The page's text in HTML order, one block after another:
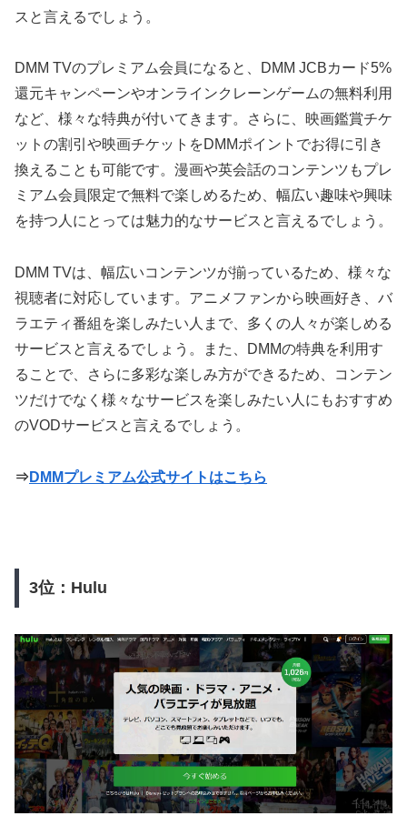
スと言えるでしょう。
DMM TVのプレミアム会員になると、DMM JCBカード5%
還元キャンペーンやオンラインクレーンゲームの無料利用
など、様々な特典が付いてきます。さらに、映画鑑賞チケ
ットの割引や映画チケットをDMMポイントでお得に引き
換えることも可能です。漫画や英会話のコンテンツもプレ
ミアム会員限定で無料で楽しめるため、幅広い趣味や興味
を持つ人にとっては魅力的なサービスと言えるでしょう。
DMM TVは、幅広いコンテンツが揃っているため、様々な
視聴者に対応しています。アニメファンから映画好き、バ
ラエティ番組を楽しみたい人まで、多くの人々が楽しめる
サービスと言えるでしょう。また、DMMの特典を利用す
ることで、さらに多彩な楽しみ方ができるため、コンテン
ツだけでなく様々なサービスを楽しみたい人にもおすすめ
のVODサービスと言えるでしょう。
⇒ DMMプレミアム公式サイトはこちら
3位：Hulu